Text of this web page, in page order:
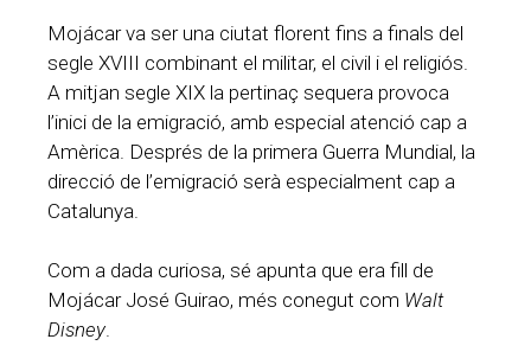
Mojácar va ser una ciutat florent fins a finals del
segle XVIII combinant el militar, el civil i el religiós.
A mitjan segle XIX la pertinaç sequera provoca
l’inici de la emigració, amb especial atenció cap a
Amèrica. Després de la primera Guerra Mundial, la
direcció de l’emigració serà especialment cap a
Catalunya.
Com a dada curiosa, sé apunta que era fill de
Mojácar José Guirao, més conegut com Walt
Disney.